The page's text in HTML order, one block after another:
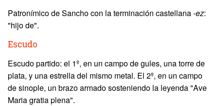
Patronímico de Sancho con la terminación castellana -ez:
"hijo de".
Escudo
Escudo partido: el 1º, en un campo de gules, una torre de
plata, y una estrella del mismo metal. El 2º, en un campo
de sinople, un brazo armado sosteniendo la leyenda "Ave
Maria gratia plena".